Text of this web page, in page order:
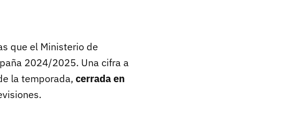
que el Ministerio de
2024/2025. Una cifra a
la temporada, cerrada en